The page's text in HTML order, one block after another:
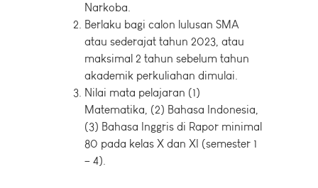
Narkoba.
Berlaku bagi calon lulusan SMA
atau sederajat tahun 2023, atau
maksimal 2 tahun sebelum tahun
akademik perkuliahan dimulai.
Nilai mata pelajaran (1)
Matematika, (2) Bahasa Indonesia,
(3) Bahasa Inggris di Rapor minimal
80 pada kelas X dan XI (semester 1
– 4).